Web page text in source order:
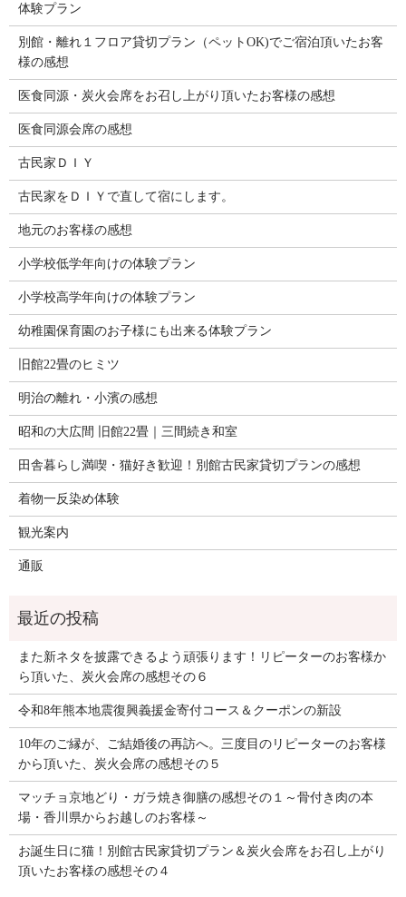
体験プラン
別館・離れ１フロア貸切プラン（ペットOK)でご宿泊頂いたお客
様の感想
医食同源・炭火会席をお召し上がり頂いたお客様の感想
医食同源会席の感想
古民家ＤＩＹ
古民家をＤＩＹで直して宿にします。
地元のお客様の感想
小学校低学年向けの体験プラン
小学校高学年向けの体験プラン
幼稚園保育園のお子様にも出来る体験プラン
旧館22畳のヒミツ
明治の離れ・小濱の感想
昭和の大広間 旧館22畳｜三間続き和室
田舎暮らし満喫・猫好き歓迎！別館古民家貸切プランの感想
着物一反染め体験
観光案内
通販
また新ネタを披露できるよう頑張ります！リピーターのお客様か
ら頂いた、炭火会席の感想その６
令和8年熊本地震復興義援金寄付コース＆クーポンの新設
10年のご縁が、ご結婚後の再訪へ。三度目のリピーターのお客様
から頂いた、炭火会席の感想その５
マッチョ京地どり・ガラ焼き御膳の感想その１～骨付き肉の本
場・香川県からお越しのお客様～
お誕生日に猫！別館古民家貸切プラン＆炭火会席をお召し上がり
頂いたお客様の感想その４